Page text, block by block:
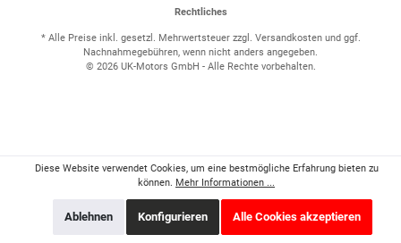
Rechtliches
* Alle Preise inkl. gesetzl. Mehrwertsteuer zzgl. Versandkostenund ggf.
Nachnahmegebühren, wenn nicht anders angegeben.
© 2026 UK-Motors GmbH - Alle Rechte vorbehalten.
Diese Website verwendet Cookies, um eine bestmögliche Erfahrung bieten zu
können. Mehr Informationen ...
Ablehnen Konfigurieren Alle Cookies akzeptieren